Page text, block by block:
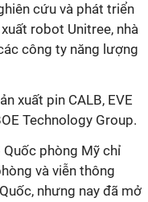
cứu và phát triển
robot Unitree, nhà
công ty năng lượng
xuất pin CALB, EVE
Technology Group.
Quốc phòng Mỹ chỉ
và viễn thông
nhưng nay đã mở